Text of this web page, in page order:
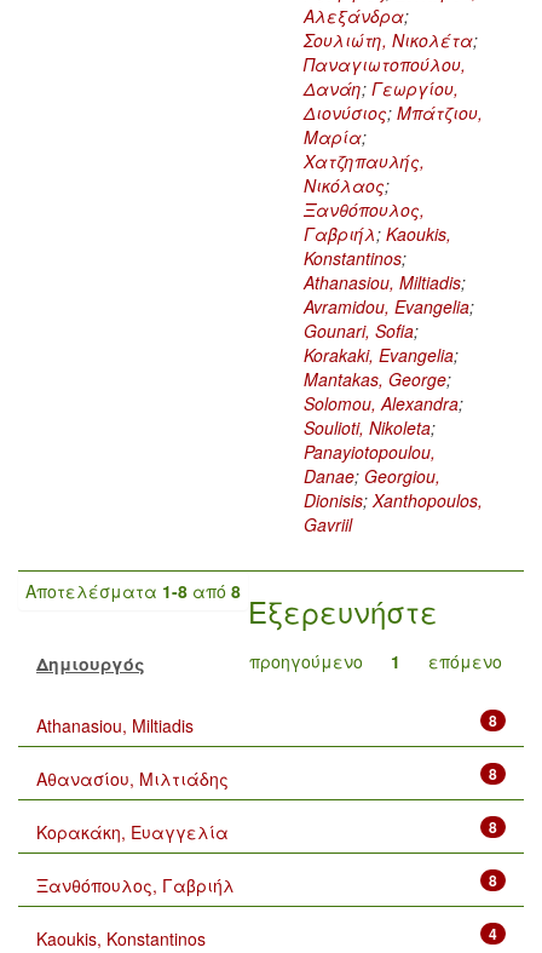
Αλεξάνδρα;
Σουλιώτη, Νικολέτα;
Παναγιωτοπούλου,
Δανάη; Γεωργίου,
Διονύσιος; Μπάτζιου,
Μαρία;
Χατζηπαυλής,
Νικόλαος;
Ξανθόπουλος,
Γαβριήλ; Kaoukis,
Konstantinos;
Athanasiou, Miltiadis;
Avramidou, Evangelia;
Gounari, Sofia;
Korakaki, Evangelia;
Mantakas, George;
Solomou, Alexandra;
Soulioti, Nikoleta;
Panayiotopoulou,
Danae; Georgiou,
Dionisis;Xanthopoulos,
Gavriil
Αποτελέσματα 1-8 από 8
προηγούμενο 1 επόμενο
Εξερευνήστε
Δημιουργός
8
Athanasiou, Miltiadis
8
Αθανασίου, Μιλτιάδης
8
Κορακάκη, Ευαγγελία
8
Ξανθόπουλος, Γαβριήλ
4
Kaoukis, Konstantinos